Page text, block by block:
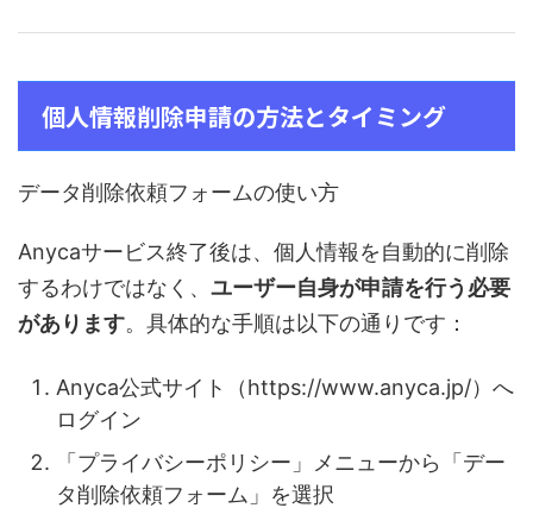
個人情報削除申請の方法とタイミング
データ削除依頼フォームの使い方
Anycaサービス終了後は、個人情報を自動的に削除
するわけではなく、 ユーザー自身が申請を行う必要
があります。具体的な手順は以下の通りです：
Anyca公式サイト（https://www.anyca.jp/）へ
ログイン
「プライバシーポリシー」メニューから「デー
タ削除依頼フォーム」を選択